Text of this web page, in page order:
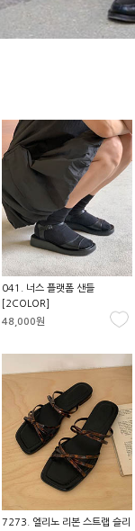
041. 너스 플랫폼 샌들
[2COLOR]
48,000원
7273. 엘리노 리본 스트랩 슬리